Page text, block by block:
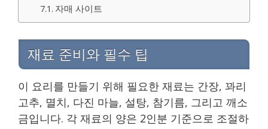
자매 사이트
재료 준비와 필수 팁
이 요리를 만들기 위해 필요한 재료는 간장, 꽈리
고추, 멸치, 다진 마늘, 설탕, 참기름, 그리고 깨소
금입니다. 각 재료의 양은 2인분 기준으로 조절하